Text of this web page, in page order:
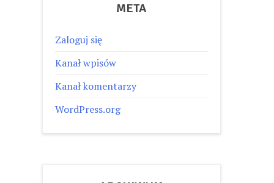
META
Zaloguj się
Kanał wpisów
Kanał komentarzy
WordPress.org